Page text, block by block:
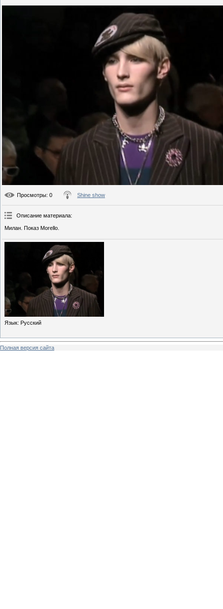
Просмотры: 0 Shine show
Описание материала:
Милан. Показ Morello.
Язык: Русский
Полная версия сайта